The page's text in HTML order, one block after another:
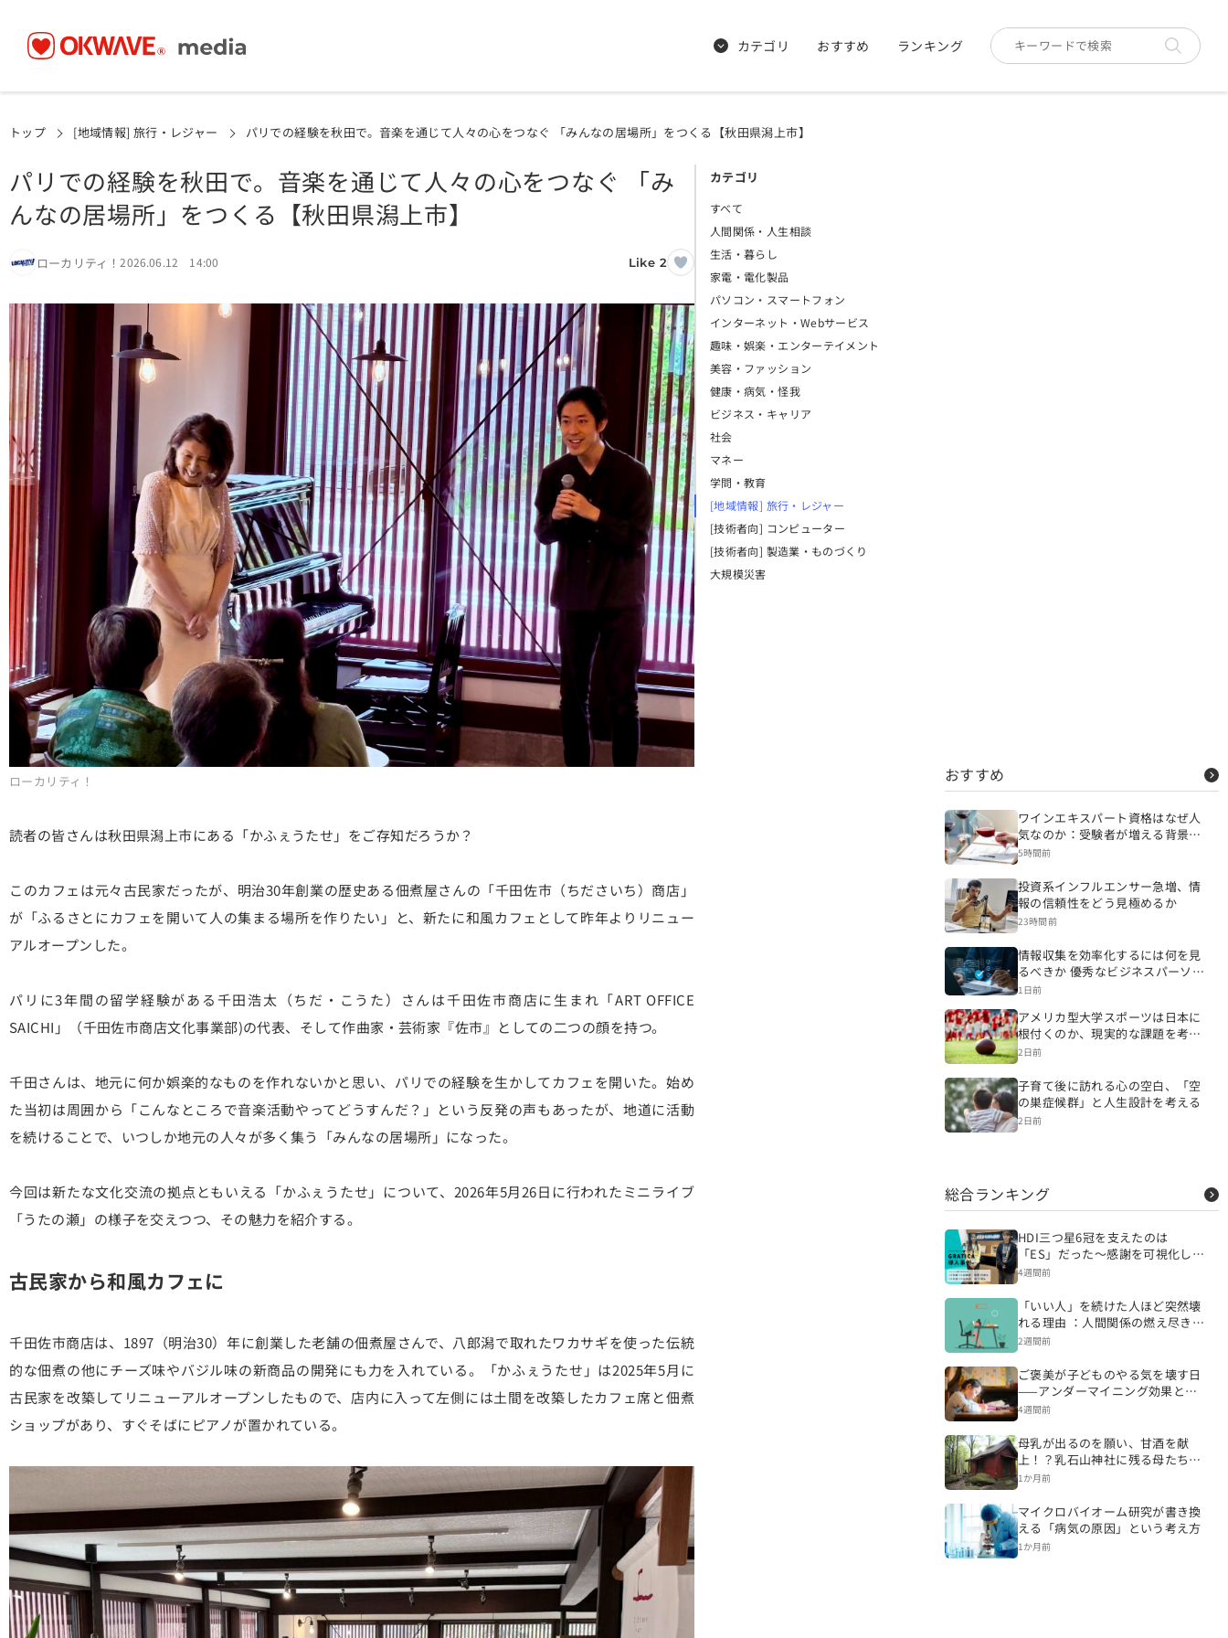
カテゴリ おすすめ ランキング
トップ [地域情報] 旅行・レジャー パリでの経験を秋田で。音楽を通じて人々の心をつなぐ 「みんなの居場所」をつくる【秋田県潟上市】
パリでの経験を秋田で。音楽を通じて人々の心をつなぐ 「み
んなの居場所」をつくる【秋田県潟上市】
ローカリティ！2026.06.12 14:00 Like 2
ローカリティ！
読者の皆さんは秋田県潟上市にある「かふぇうたせ」をご存知だろうか？
このカフェは元々古民家だったが、明治30年創業の歴史ある佃煮屋さんの「千田佐市（ちださいち）商店」
が「ふるさとにカフェを開いて人の集まる場所を作りたい」と、新たに和風カフェとして昨年よりリニュー
アルオープンした。
パリに3年間の留学経験がある千田浩太（ちだ・こうた）さんは千田佐市商店に生まれ「ART OFFICE
SAICHI」（千田佐市商店文化事業部)の代表、そして作曲家・芸術家『佐市』としての二つの顔を持つ。
千田さんは、地元に何か娯楽的なものを作れないかと思い、パリでの経験を生かしてカフェを開いた。始め
た当初は周囲から「こんなところで音楽活動やってどうすんだ？」という反発の声もあったが、地道に活動
を続けることで、いつしか地元の人々が多く集う「みんなの居場所」になった。
今回は新たな文化交流の拠点ともいえる「かふぇうたせ」について、2026年5月26日に行われたミニライブ
「うたの瀬」の様子を交えつつ、その魅力を紹介する。
古民家から和風カフェに
千田佐市商店は、1897（明治30）年に創業した老舗の佃煮屋さんで、八郎潟で取れたワカサギを使った伝統
的な佃煮の他にチーズ味やバジル味の新商品の開発にも力を入れている。「かふぇうたせ」は2025年5月に
古民家を改築してリニューアルオープンしたもので、店内に入って左側には土間を改築したカフェ席と佃煮
ショップがあり、すぐそばにピアノが置かれている。
カテゴリ
すべて
人間関係・人生相談
生活・暮らし
家電・電化製品
パソコン・スマートフォン
インターネット・Webサービス
趣味・娯楽・エンターテイメント
美容・ファッション
健康・病気・怪我
ビジネス・キャリア
社会
マネー
学問・教育
[地域情報] 旅行・レジャー
[技術者向] コンピューター
[技術者向] 製造業・ものづくり
大規模災害
おすすめ
ワインエキスパート資格はなぜ人
気なのか：受験者が増える背景を
読み解く
5時間前
投資系インフルエンサー急増、情
報の信頼性をどう見極めるか
23時間前
情報収集を効率化するには何を見
るべきか 優秀なビジネスパーソン
の情報源と仕事への生かし方
1日前
アメリカ型大学スポーツは日本に
根付くのか、現実的な課題を考え
る
2日前
子育て後に訪れる心の空白、「空
の巣症候群」と人生設計を考える
2日前
総合ランキング
HDI三つ星6冠を支えたのは
「ES」だった～感謝を可視化し、
CSを変える組織づくりへ～
4週間前
「いい人」を続けた人ほど突然壊
れる理由 ：人間関係の燃え尽きが
起きるまで
2週間前
ご褒美が子どものやる気を壊す日
——アンダーマイニング効果と内
発的動機の話
4週間前
母乳が出るのを願い、甘酒を献
上！？乳石山神社に残る母たちの
祈り【福島県鏡石町】
1か月前
マイクロバイオーム研究が書き換
える「病気の原因」という考え方
1か月前